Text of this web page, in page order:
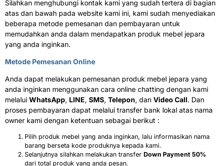
Silahkan menghubungi kontak kami yang sudah tertera di bagian
atas dan bawah pada website kami ini, kami sudah menyediakan
beberapa metode pemesanan dan pembayaran untuk
memudahkan anda dalam mendapatkan produk mebel jepara
yang anda inginkan.
Metode Pemesanan Online
Anda dapat melakukan pemesanan produk mebel jepara yang
anda inginkan menggunakan cara online chatting dengan kami
melalui WhatsApp, LINE, SMS, Telepon, dan Video Call. Dan
proses pembayaran dapat melalui transfer bank lokal atas nama
owner kami dengan ketentuan sebagai berikut :
Pilih produk mebel yang anda inginkan, lalu informasikan nama
barang berseta kode produknya kepada kami.
Selanjutnya silahkan melakukan transfer Down Payment 50%
dari total produk yang anda pesan.